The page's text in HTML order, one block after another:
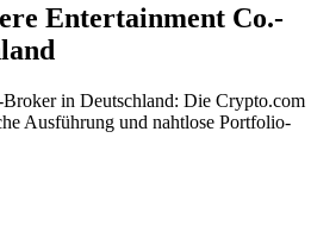
Entertainment Co.-
in Deutschland: Die Crypto.com
Ausführung und nahtlose Portfolio-